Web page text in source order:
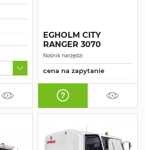
EGHOLM CITY
RANGER 3070
Nośnik narzędzi
cena na zapytanie